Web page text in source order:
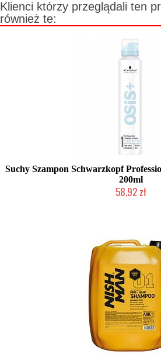
Klienci którzy przeglądali ten
również te:
Suchy Szampon Schwarzkopf
200ml
58,92 zł